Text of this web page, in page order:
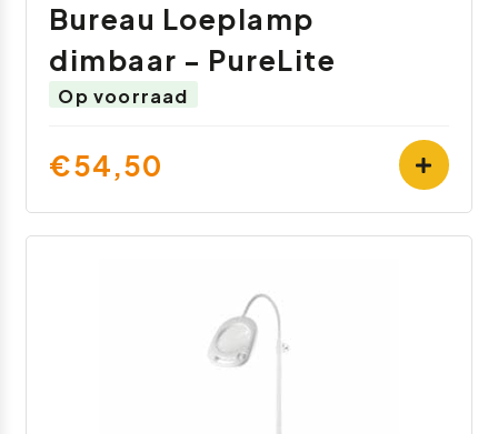
Bureau Loeplamp
dimbaar - PureLite
Op voorraad
€54,50